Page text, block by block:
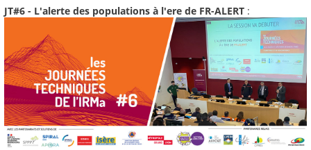
JT#6 - L'alerte des populations à l'ere de FR-ALERT :